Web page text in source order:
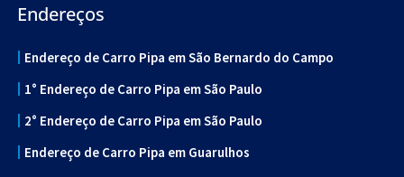
Endereços
Endereço de Carro Pipa em São Bernardo do Campo
1° Endereço de Carro Pipa em São Paulo
2° Endereço de Carro Pipa em São Paulo
Endereço de Carro Pipa em Guarulhos